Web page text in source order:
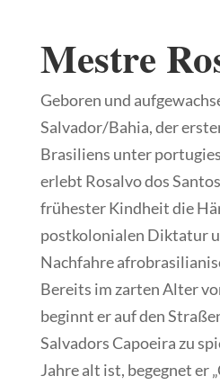
Mestre
Geboren und
Salvador/Bahia, der
Brasiliens unter
erlebt Rosalvo dos
frühester Kindheit die
postkolonialen Diktatur
Nachfahre
Bereits im zarten Alter
beginnt er auf den
Salvadors Capoeira zu
Jahre alt ist, begegnet er